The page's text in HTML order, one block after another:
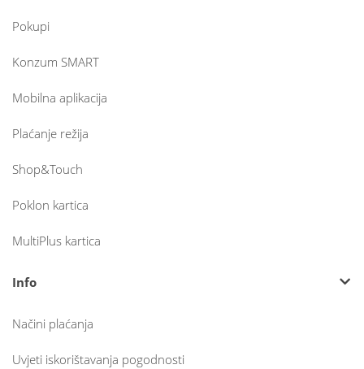
Pokupi
Konzum SMART
Mobilna aplikacija
Plaćanje režija
Shop&Touch
Poklon kartica
MultiPlus kartica
Info
Načini plaćanja
Uvjeti iskorištavanja pogodnosti